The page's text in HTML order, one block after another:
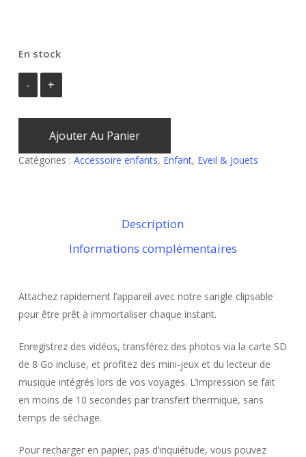
En stock
Ajouter Au Panier
Catégories : Accessoire enfants, Enfant, Eveil & Jouets
Description
Informations complémentaires
Attachez rapidement l’appareil avec notre sangle clipsable
pour être prêt à immortaliser chaque instant.
Enregistrez des vidéos, transférez des photos via la carte SD
de 8 Go incluse, et profitez des mini-jeux et du lecteur de
musique intégrés lors de vos voyages. L’impression se fait
en moins de 10 secondes par transfert thermique, sans
temps de séchage.
Pour recharger en papier, pas d’inquiétude, vous pouvez